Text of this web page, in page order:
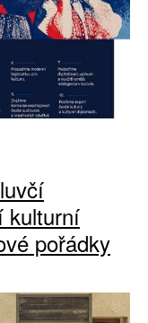
kulturní
pořádky